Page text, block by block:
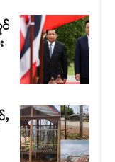
ႉထႅမ် ၸုမ်းၶၢ
ႃႈ။